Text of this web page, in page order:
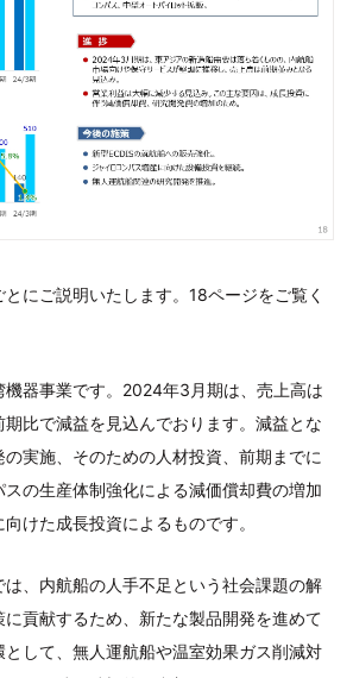
にご説明いたします。18ページをご覧く
機器事業です。2024年3月期は、売上高は
比で減益を見込んでおります。減益とな
の実施、そのための人材投資、前期までに
の生産体制強化による減価償却費の増加
けた成長投資によるものです。
、内航船の人手不足という社会課題の解
貢献するため、新たな製品開発を進めて
として、無人運航船や温室効果ガス削減対